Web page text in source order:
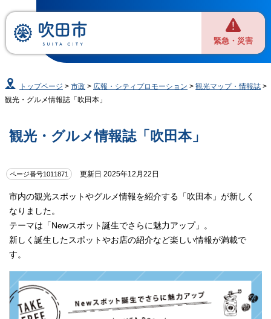
緊急・災害
トップページ >市政 > 広報・シティプロモーション >観光マップ・情報誌 >
観光・グルメ情報誌「吹田本」
観光・グルメ情報誌「吹田本」
ページ番号1011871 更新日 2025年12月22日
市内の観光スポットやグルメ情報を紹介する「吹田本」が新しく
なりました。
テーマは「Newスポット誕生でさらに魅力アップ」。
新しく誕生したスポットやお店の紹介など楽しい情報が満載で
す。